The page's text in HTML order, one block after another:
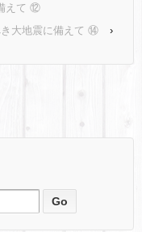
えて ⑫
き大地震に備えて ⑭
›